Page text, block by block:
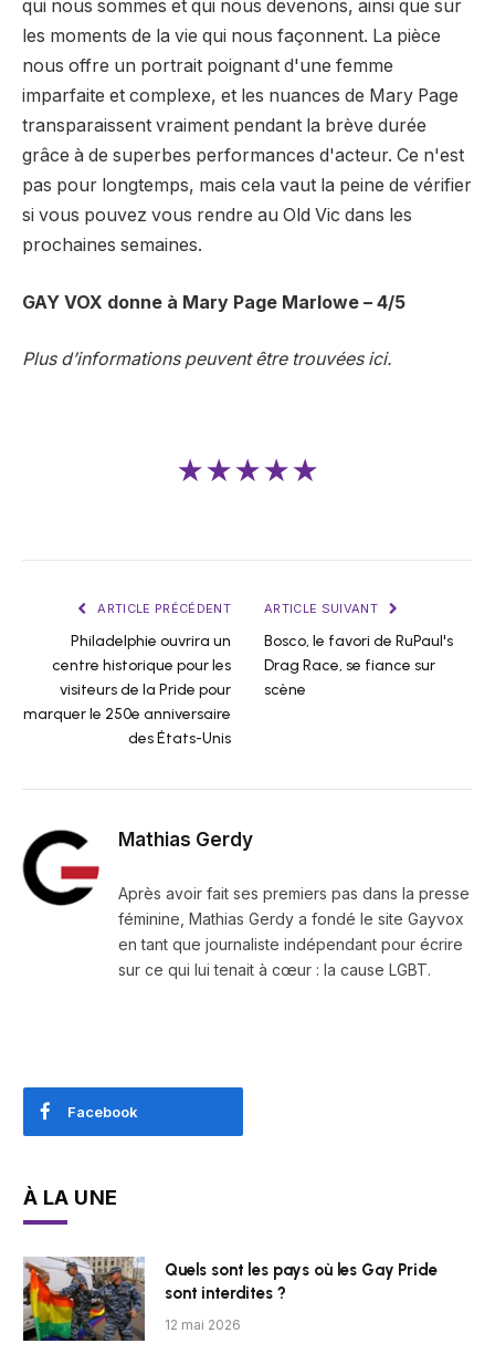
qui nous sommes et qui nous devenons, ainsi que sur
les moments de la vie qui nous façonnent. La pièce
nous offre un portrait poignant d'une femme
imparfaite et complexe, et les nuances de Mary Page
transparaissent vraiment pendant la brève durée
grâce à de superbes performances d'acteur. Ce n'est
pas pour longtemps, mais cela vaut la peine de vérifier
si vous pouvez vous rendre au Old Vic dans les
prochaines semaines.
GAY VOX donne à Mary Page Marlowe – 4/5
Plus d’informations peuvent être trouvées ici.
★★★★★
ARTICLE PRÉCÉDENT
Philadelphie ouvrira un
centre historique pour les
visiteurs de la Pride pour
marquer le 250e anniversaire
des États-Unis
ARTICLE SUIVANT
Bosco, le favori de RuPaul's
Drag Race, se fiance sur
scène
Mathias Gerdy
Après avoir fait ses premiers pas dans la presse
féminine, Mathias Gerdy a fondé le site Gayvox
en tant que journaliste indépendant pour écrire
sur ce qui lui tenait à cœur : la cause LGBT.
Facebook
À LA UNE
Quels sont les pays où les Gay Pride
sont interdites ?
12 mai 2026